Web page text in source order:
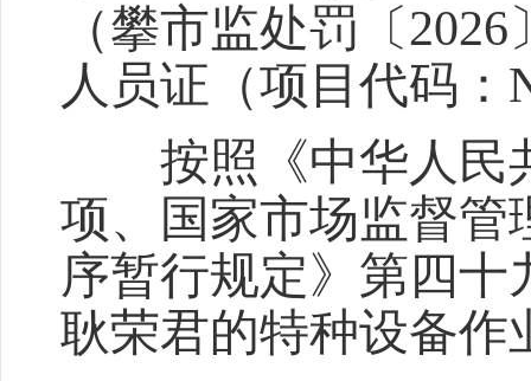
（攀市监处罚〔
人员证（项目代码：
按照《中华人民
项、国家市场监督管
序暂行规定》第四
耿荣君的特种设备作